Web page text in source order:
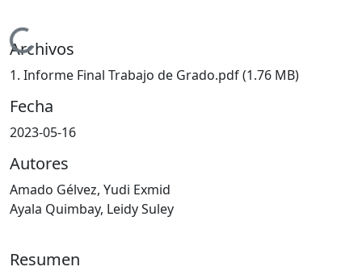
Cargando...
Archivos
1. Informe Final Trabajo de Grado.pdf(1.76 MB)
Fecha
2023-05-16
Autores
Amado Gélvez, Yudi Exmid
Ayala Quimbay, Leidy Suley
Resumen